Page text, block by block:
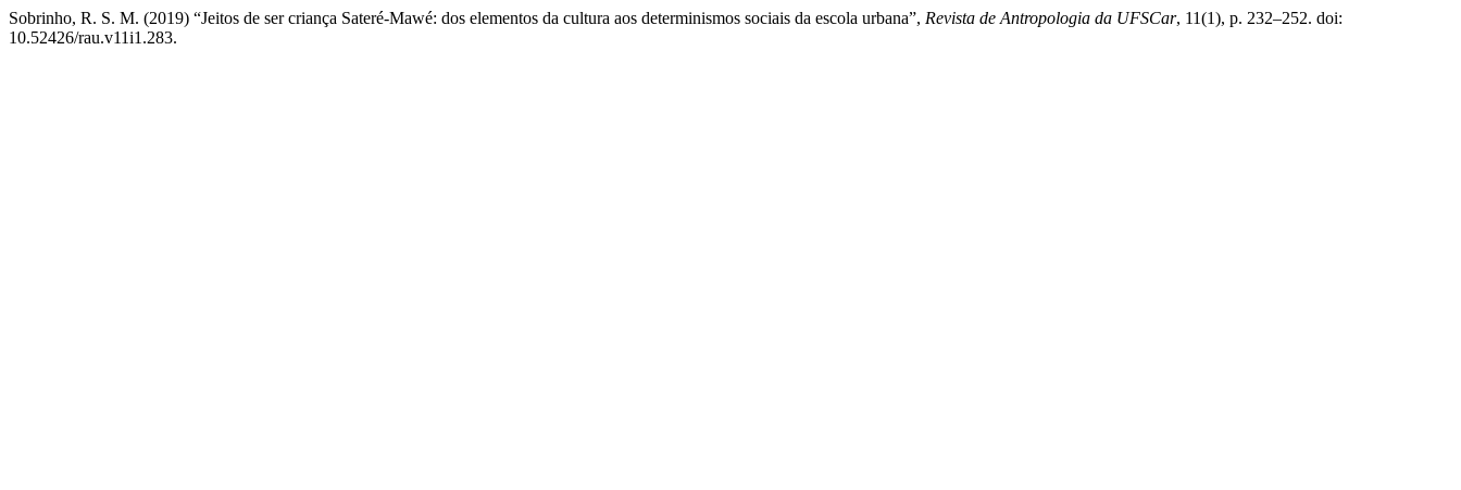
Sobrinho, R. S. M. (2019) “Jeitos de ser criança Sateré-Mawé: dos elementos da cultura aos determinismos sociais da escola urbana”, Revista de Antropologia da UFSCar, 11(1), p. 232–252. doi:
10.52426/rau.v11i1.283.